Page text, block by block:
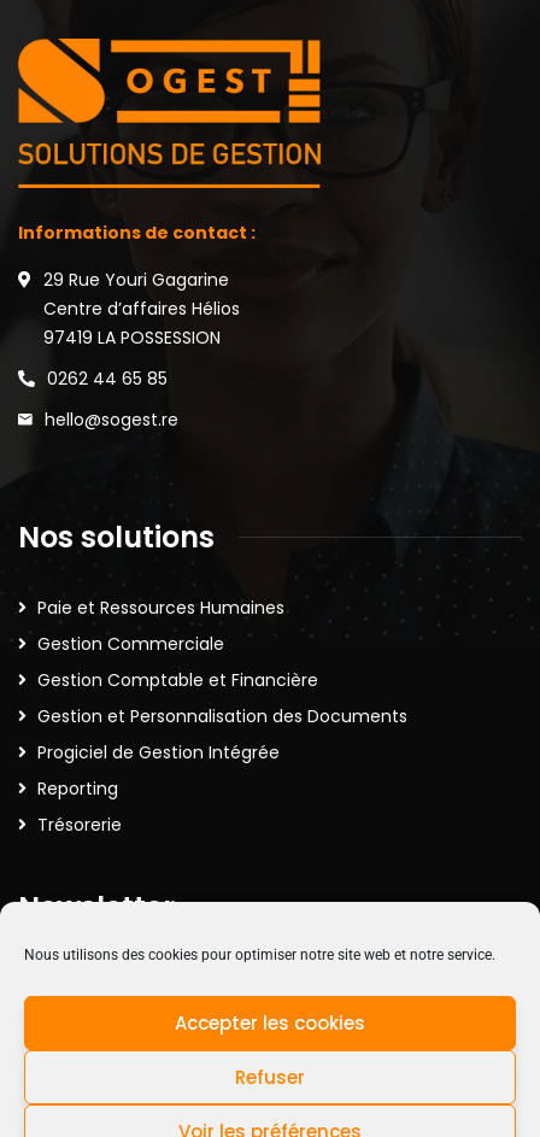
Nous utilisons des cookies pour optimiser notre site web et notre service.
Accepter les cookies
Refuser
Voir les préférences
Informations de contact :
29 Rue Youri Gagarine
Centre d’affaires Hélios
97419 LA POSSESSION
0262 44 65 85
hello@sogest.re
Nos solutions
Paie et Ressources Humaines
Gestion Commerciale
Gestion Comptable et Financière
Gestion et Personnalisation des Documents
Progiciel de Gestion Intégrée
Reporting
Trésorerie
Newsletter